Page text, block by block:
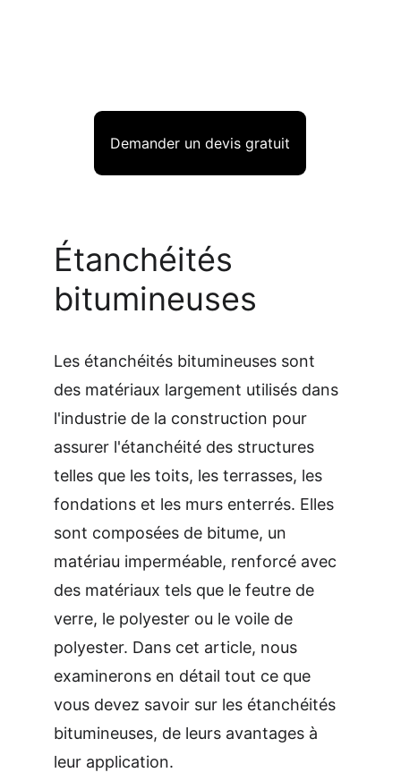
Demander un devis gratuit
Étanchéités
bitumineuses
Les étanchéités bitumineuses sont
des matériaux largement utilisés dans
l'industrie de la construction pour
assurer l'étanchéité des structures
telles que les toits, les terrasses, les
fondations et les murs enterrés. Elles
sont composées de bitume, un
matériau imperméable, renforcé avec
des matériaux tels que le feutre de
verre, le polyester ou le voile de
polyester. Dans cet article, nous
examinerons en détail tout ce que
vous devez savoir sur les étanchéités
bitumineuses, de leurs avantages à
leur application.